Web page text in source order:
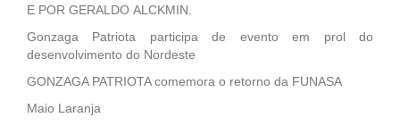
E POR GERALDO ALCKMIN.
Gonzaga Patriota participa de evento em prol do
desenvolvimento do Nordeste
GONZAGA PATRIOTA comemora o retorno da FUNASA
Maio Laranja